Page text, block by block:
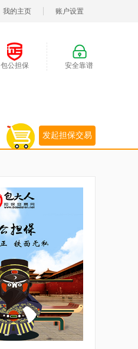
我的主页 账户设置
包公担保 安全靠谱
发起担保交易